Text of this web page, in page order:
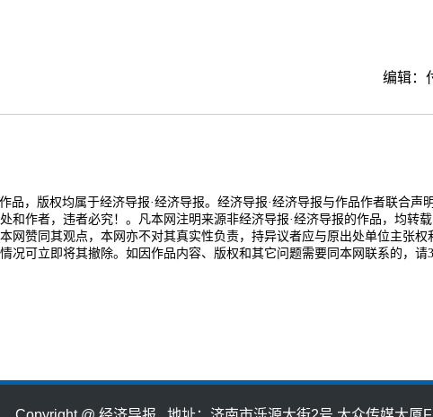
编辑：
品，版权均属于经济导报·经济导报。经济导报·经济导报与作品作者联合声明
作者，违者必究！。凡本网注明来源非经济导报·经济导报的作品，均转载
赞同其观点，本网亦不对其真实性负责，持异议者应与原出处单位主张权
可立即将其撤除。如因作品内容、版权和其它问题需要同本网联系的，请